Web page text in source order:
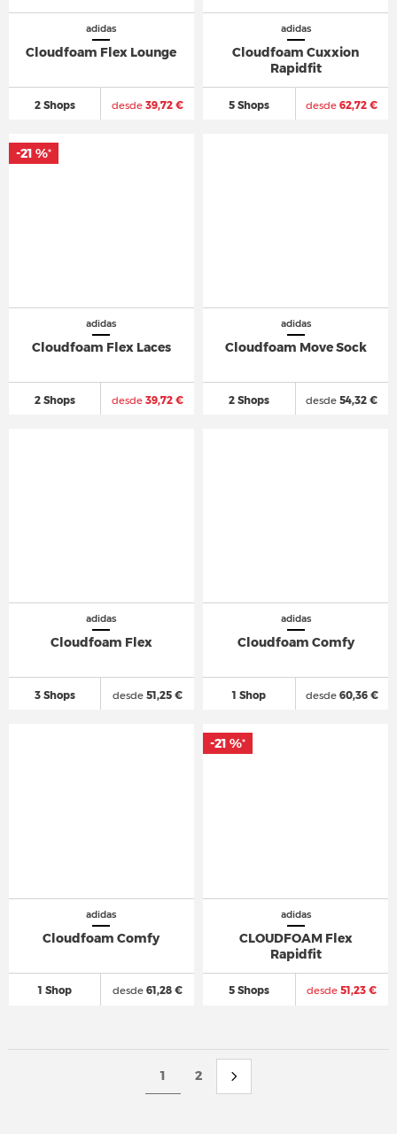
adidas
Cloudfoam Flex Lounge
2 Shops desde39,72 €
adidas
Cloudfoam Cuxxion
Rapidfit
5 Shops desde 62,72 €
adidas
Cloudfoam Flex Laces
2 Shops desde39,72 €
-21 %*
adidas
Cloudfoam Move Sock
2 Shops desde 54,32 €
adidas
Cloudfoam Flex
3 Shops desde51,25 €
adidas
Cloudfoam Comfy
1 Shop desde60,36 €
adidas
Cloudfoam Comfy
1 Shop desde61,28 €
adidas
CLOUDFOAM Flex
Rapidfit
5 Shops desde 51,23 €
-21 %*
1 2